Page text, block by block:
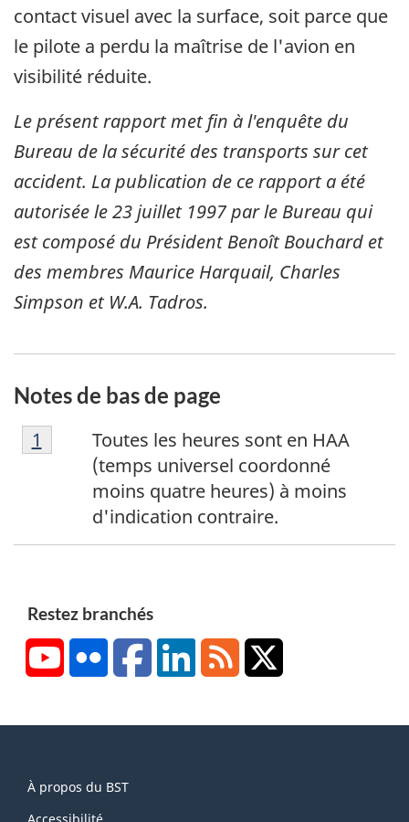
contact visuel avec la surface, soit parce que
le pilote a perdu la maîtrise de l'avion en
visibilité réduite.
Le présent rapport met fin à l'enquête du
Bureau de la sécurité des transports sur cet
accident. La publication de ce rapport a été
autorisée le23 juillet 1997par le Bureau qui
est composé du Président Benoît Bouchard et
des membres Maurice Harquail, Charles
Simpson et W.A. Tadros.
Notes de bas de page
N
o
Toutes les heures sont en HAA
(temps universel coordonné
moins quatre heures) à moins
d'indication contraire.
Retour à la référence de la note de bas de
1
Restez branchés
YouTubeFlickr FacebookLinkedInRSS
this
À propos du BST